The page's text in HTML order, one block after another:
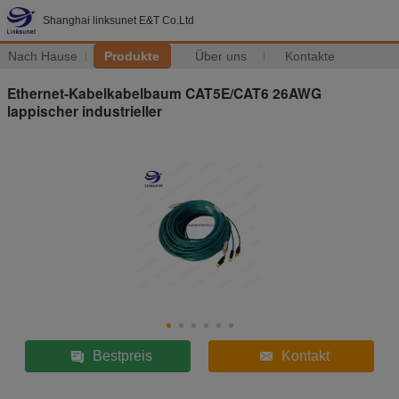
Shanghai linksunet E&T Co.Ltd
Nach Hause Produkte Über uns Kontakte
Ethernet-Kabelkabelbaum CAT5E/CAT6 26AWG
lappischer industrieller
Bestpreis Kontakt